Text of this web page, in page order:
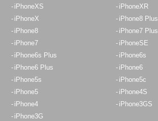
iPhoneXS
iPhoneXR
iPhoneX
iPhone8 Plus
iPhone8
iPhone7 Plus
iPhone7
iPhoneSE
iPhone6s Plus
iPhone6s
iPhone6 Plus
iPhone6
iPhone5s
iPhone5c
iPhone5
iPhone4S
iPhone4
iPhone3GS
iPhone3G